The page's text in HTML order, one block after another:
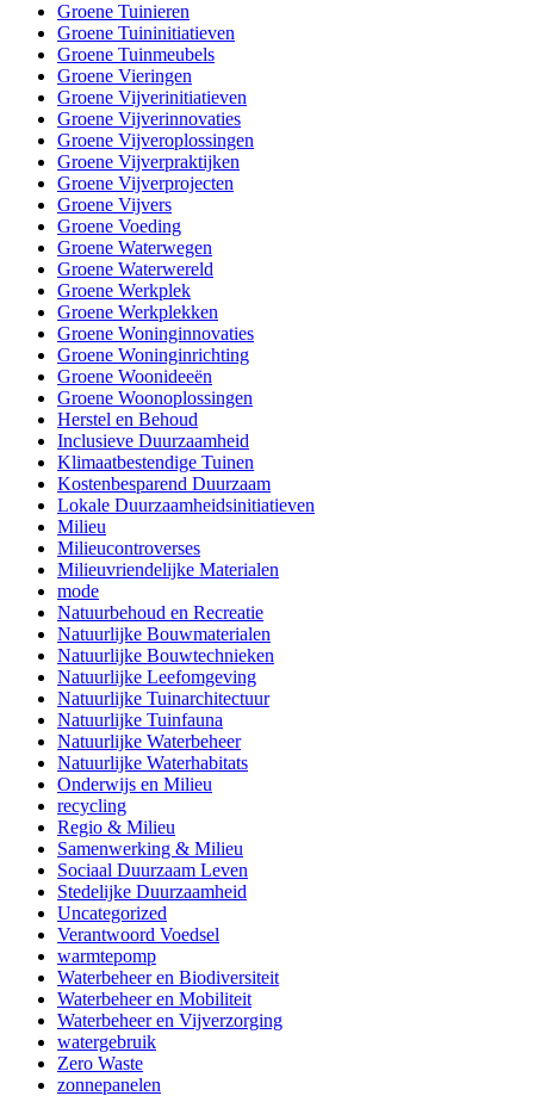
Groene Tuinieren
Groene Tuininitiatieven
Groene Tuinmeubels
Groene Vieringen
Groene Vijverinitiatieven
Groene Vijverinnovaties
Groene Vijveroplossingen
Groene Vijverpraktijken
Groene Vijverprojecten
Groene Vijvers
Groene Voeding
Groene Waterwegen
Groene Waterwereld
Groene Werkplek
Groene Werkplekken
Groene Woninginnovaties
Groene Woninginrichting
Groene Woonideeën
Groene Woonoplossingen
Herstel en Behoud
Inclusieve Duurzaamheid
Klimaatbestendige Tuinen
Kostenbesparend Duurzaam
Lokale Duurzaamheidsinitiatieven
Milieu
Milieucontroverses
Milieuvriendelijke Materialen
mode
Natuurbehoud en Recreatie
Natuurlijke Bouwmaterialen
Natuurlijke Bouwtechnieken
Natuurlijke Leefomgeving
Natuurlijke Tuinarchitectuur
Natuurlijke Tuinfauna
Natuurlijke Waterbeheer
Natuurlijke Waterhabitats
Onderwijs en Milieu
recycling
Regio & Milieu
Samenwerking & Milieu
Sociaal Duurzaam Leven
Stedelijke Duurzaamheid
Uncategorized
Verantwoord Voedsel
warmtepomp
Waterbeheer en Biodiversiteit
Waterbeheer en Mobiliteit
Waterbeheer en Vijverzorging
watergebruik
Zero Waste
zonnepanelen